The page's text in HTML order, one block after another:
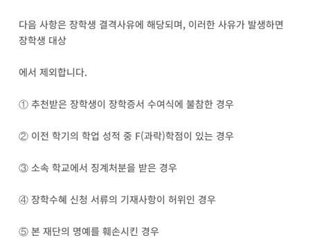
다음 사항은 장학생 결격사유에 해당되며, 이러한 사유가 발생하면
장학생 대상
에서 제외합니다.
① 추천받은 장학생이 장학증서 수여식에 불참한 경우
② 이전 학기의 학업 성적 중 F(과락)학점이 있는 경우
③ 소속 학교에서 징계처분을 받은 경우
④ 장학수혜 신청 서류의 기재사항이 허위인 경우
⑤ 본 재단의 명예를 훼손시킨 경우